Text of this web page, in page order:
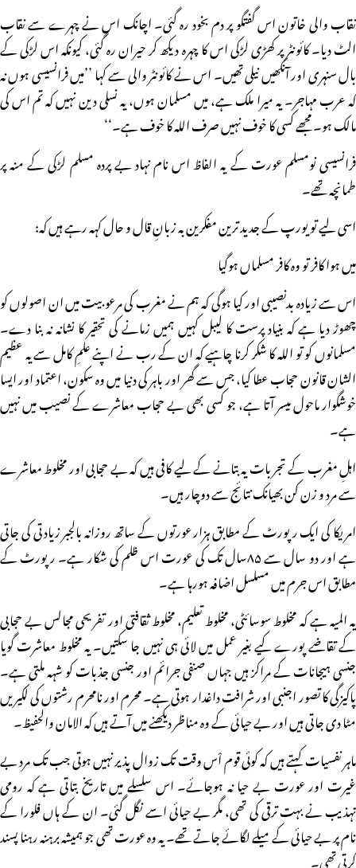
نقاب والی خاتون اس گفتگو پر دم بخود رہ گئی۔ اچانک اس نے چہرے سے نقاب
الٹ دیا۔ کائونٹر پر کھڑی لڑکی اس کا چہرہ دیکھ کر حیران رہ گئی، کیونکہ اس لڑکی کے
بال سنہری اور آنکھیں نیلی تھیں۔ اس نے کائونٹر والی سے کہا ’’میں فرانسیسی ہوں نہ
کہ عرب مہاجر۔ یہ میرا ملک ہے، میں مسلمان ہوں، یہ نسلی دین نہیں کہ تم اس کی
مالک ہو۔ مجھے کسی کا خوف نہیں صرف اللہ کا خوف ہے۔‘‘
فرانسیسی نومسلم عورت کے یہ الفاظ اس نام نہاد بے پردہ مسلم لڑکی کے منہ پر
طمانچہ تھے۔
اسی لیے تو یورپ کے جدید ترین مفکرین بہ زبانِ قال و حال کہہ رہے ہیں کہ:
میں ہوا کافر تو وہ کافر مسلماں ہوگیا
اس سے زیادہ بدنصیبی اور کیا ہوگی کہ ہم نے مغرب کی مرعوبیت میں ان اصولوں کو
چھوڑ دیا ہے کہ بنیاد پرست کا لیبل کہیں ہمیں زمانے کی تحقیر کا نشانہ نہ بنا دے۔
مسلمانوں کو تو اللہ کا شکر کرنا چاہیے کہ ان کے رب نے اپنے علمِ کامل سے یہ عظیم
الشان قانون حجاب عطا کیا، جس سے گھر اور باہر کی دنیا میں وہ سکون، اعتماد اور ایسا
خوشگوار ماحول میسر آتا ہے، جو کسی بھی بے حجاب معاشرے کے نصیب میں نہیں
ہے۔
اہلِ مغرب کے تجربات یہ بتانے کے لیے کافی ہیں کہ بے حجابی اور مخلوط معاشرے
سے مرد و زن کن بھیانک نتائج سے دوچار ہیں۔
امریکا کی ایک رپورٹ کے مطابق ہزار عورتوں کے ساتھ روزانہ بالجبر زیادتی کی جاتی
ہے اور دو سال سے ۸۵سال تک کی عورت اس ظلم کی شکار ہے۔ رپورٹ کے
مطابق اس جرم میں مسلسل اضافہ ہورہا ہے۔
یہ المیہ ہے کہ مخلوط سوسائٹی، مخلوط تعلیم، مخلوط ثقافتی اور تفریحی مجالس بے حجابی
کے تقاضے پورے کیے بغیر عمل میں لائی ہی نہیں جا سکتیں۔ یہ مخلوط معاشرت گویا
جنسی ہیجانات کے مراکز ہیں جہاں صنفی جرائم اور جنسی جذبات کو شہہ ملتی ہے۔
پاکیزگی کا تصور اجنبی اور شرافت داغدار ہوتی ہے۔ محرم اور نامحرم رشتوں کی لکیریں
مٹا دی جاتی ہیں اور بے حیائی کے وہ مناظر دیکھنے میں آتے ہیں کہ الامان والحفیظ۔
ماہر نفسیات کہتے ہیں کہ کوئی قوم اْس وقت تک زوال پذیر نہیں ہوتی جب تک مرد بے
غیرت اور عورت بے حیا نہ ہوجائے۔ اس سلسلے میں تاریخ بتاتی ہے کہ رومی
تہذیب نے بہت ترقی کی تھی، مگر بے حیائی اسے نگل گئی۔ ان کے ہاں فلورا کے
نام پر بے حیائی کے میلے لگائے جاتے تھے۔ یہ وہ عورت تھی جو ہمیشہ برہنہ رہنا پسند
کرتی تھی۔